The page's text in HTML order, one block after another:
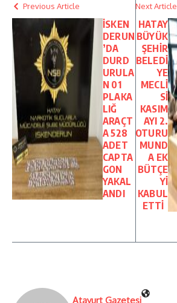
Previous Article
İSKEN
DERUN
’DA
DURD
URULA
N 01
PLAKA
LIĞ
ARAÇT
A 528
ADET
CAPTA
GON
YAKAL
ANDI
Next Article
HATAY
BÜYÜK
ŞEHİR
BELEDİ
YE
MECLİ
Sİ
KASIM
AYI 2.
OTURU
MUND
A EK
BÜTÇE
Yİ
KABUL
ETTİ
Atayurt Gazetesi